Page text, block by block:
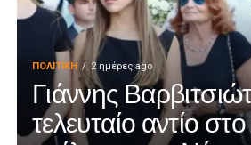
ΠΟΛΙΤΙΚΉ 2 ημέρες ago
Γιάννης
τελευταίο αντίο